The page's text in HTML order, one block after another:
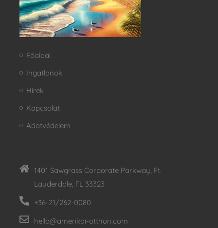
Főoldal
Ingatlanok
Hírek
Kapcsolat
Adatvédelem
1401 Sawgrass Corporate Parkway, Ft.
Lauderdale, FL 33323
+36-21/262-0080
hello@amerikai-otthon.com